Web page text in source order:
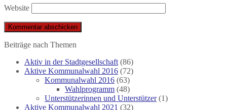
Website
Beiträge nach Themen
Aktiv in der Stadtgesellschaft (86)
Aktive Kommunalwahl 2016 (72)
Kommunalwahl 2016 (63)
Wahlprogramm (48)
Unterstützerinnen und Unterstützer(1)
Aktive Kommunalwahl 2021 (32)